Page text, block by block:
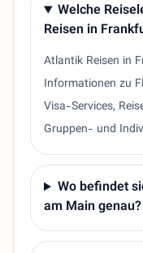
Welche
Reisen in
Atlantik Reisen in
Informationen zu
Visa-Services,
Gruppen- und
Wo befindet
am Main genau?